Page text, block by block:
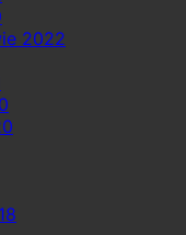
2022